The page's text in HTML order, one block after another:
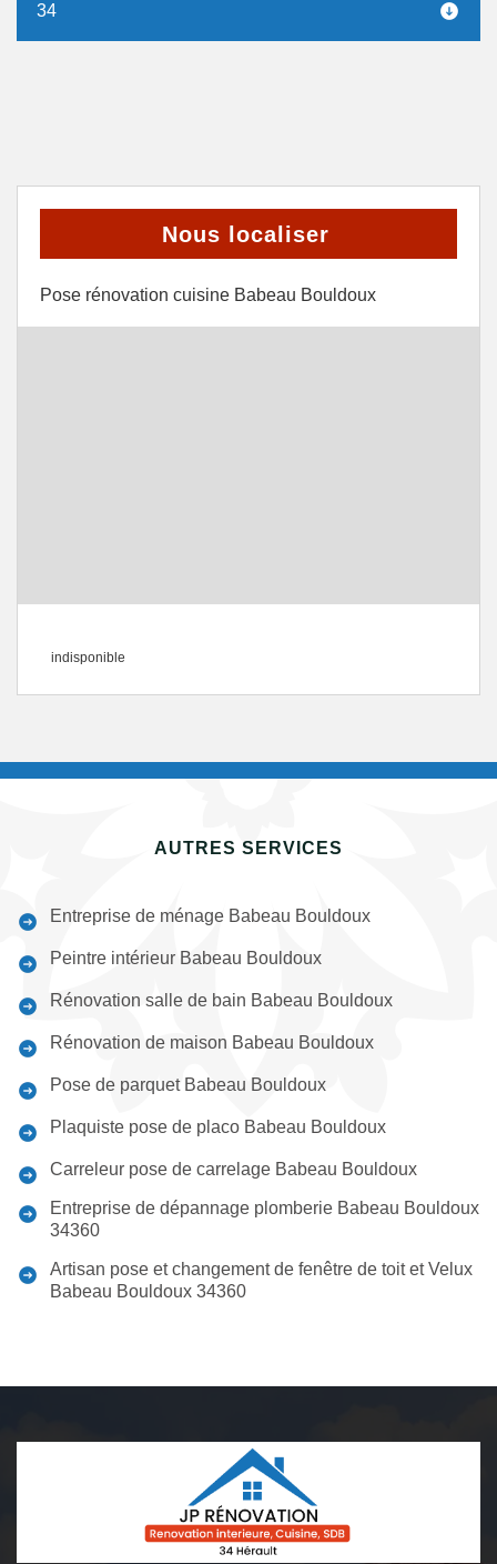
34
Nous localiser
Pose rénovation cuisine Babeau Bouldoux
indisponible
AUTRES SERVICES
Entreprise de ménage Babeau Bouldoux
Peintre intérieur Babeau Bouldoux
Rénovation salle de bain Babeau Bouldoux
Rénovation de maison Babeau Bouldoux
Pose de parquet Babeau Bouldoux
Plaquiste pose de placo Babeau Bouldoux
Carreleur pose de carrelage Babeau Bouldoux
Entreprise de dépannage plomberie Babeau Bouldoux
34360
Artisan pose et changement de fenêtre de toit et Velux
Babeau Bouldoux 34360